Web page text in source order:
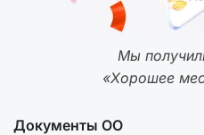
Мы
«Хорошее
Документы ОО